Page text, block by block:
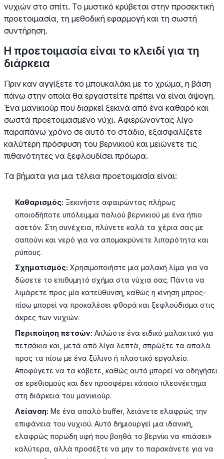
νυχιών στο σπίτι. Το μυστικό κρύβεται στην προσεκτική
προετοιμασία, τη μεθοδική εφαρμογή και τη σωστή
συντήρηση.
Η προετοιμασία είναι το κλειδί για τη
διάρκεια
Πριν καν αγγίξετε το μπουκαλάκι με το χρώμα, η βάση
πάνω στην οποία θα εργαστείτε πρέπει να είναι άψογη.
Ένα μανικιούρ που διαρκεί ξεκινά από ένα καθαρό και
σωστά προετοιμασμένο νύχι. Αφιερώνοντας λίγο
παραπάνω χρόνο σε αυτό το στάδιο, εξασφαλίζετε
καλύτερη πρόσφυση του βερνικιού και μειώνετε τις
πιθανότητες να ξεφλουδίσει πρόωρα.
Τα βήματα για μια τέλεια προετοιμασία είναι:
Καθαρισμός: Ξεκινήστε αφαιρώντας πλήρως
οποιοδήποτε υπόλειμμα παλιού βερνικιού με ένα ήπιο
ασετόν. Στη συνέχεια, πλύνετε καλά τα χέρια σας με
σαπούνι και νερό για να απομακρύνετε λιπαρότητα και
ρύπους.
Σχηματισμός: Χρησιμοποιήστε μια μαλακή λίμα για να
δώσετε το επιθυμητό σχήμα στα νύχια σας. Πάντα να
λιμάρετε προς μία κατεύθυνση, καθώς η κίνηση μπρος-
πίσω μπορεί να προκαλέσει φθορά και ξεφλούδισμα στις
άκρες των νυχιών.
Περιποίηση πετσών: Απλώστε ένα ειδικό μαλακτικό για
πετσάκια και, μετά από λίγα λεπτά, σπρώξτε τα απαλά
προς τα πίσω με ένα ξύλινο ή πλαστικό εργαλείο.
Αποφύγετε να τα κόβετε, καθώς αυτό μπορεί να οδηγήσει
σε ερεθισμούς και δεν προσφέρει κάποιο πλεονέκτημα
στη διάρκεια του μανικιούρ.
Λείανση: Με ένα απαλό buffer, λειάνετε ελαφρώς την
επιφάνεια του νυχιού. Αυτό δημιουργεί μια ιδανική,
ελαφρώς πορώδη υφή που βοηθά το βερνίκι να «πιάσει»
καλύτερα, αλλά προσέξτε να μην το παρακάνετε για να